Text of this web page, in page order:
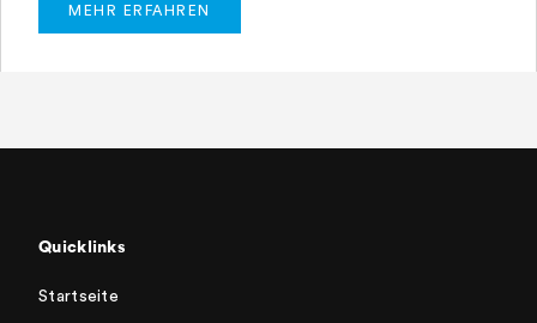
MEHR ERFAHREN
Quicklinks
Startseite